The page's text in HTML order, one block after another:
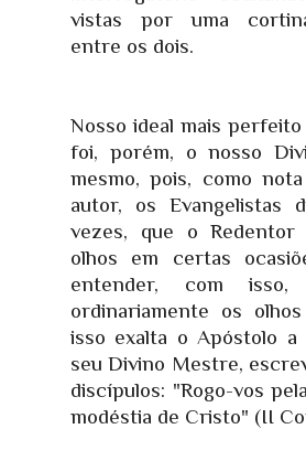
vistas por uma
entre os dois.
Nosso ideal mais
foi, porém, o nosso
mesmo, pois, como
autor, os Evangelistas
vezes, que o Redentor
olhos em certas
entender, com
ordinariamente os
isso exalta o Apóstolo a
seu Divino Mestre,
discípulos: "Rogo-vos
modéstia de Cristo" (II